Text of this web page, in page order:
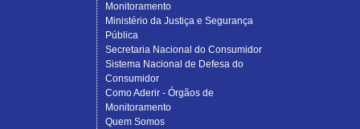
Monitoramento
Ministério da Justiça e Segurança
Pública
Secretaria Nacional do Consumidor
Sistema Nacional de Defesa do
Consumidor
Como Aderir - Órgãos de
Monitoramento
Quem Somos